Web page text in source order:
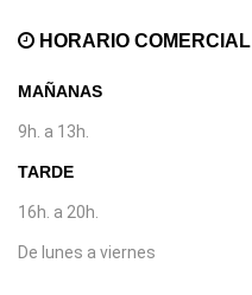
HORARIO COMERCIAL
MAÑANAS
9h. a 13h.
TARDE
16h. a 20h.
De lunes a viernes